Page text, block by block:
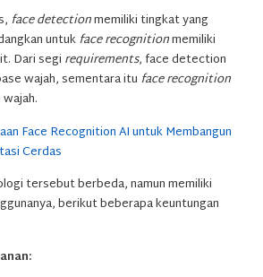
face detectionmemiliki tingkat yang
untuk face recognitionmemiliki
Dari segi requirements, face detection
wajah, sementara itu face recognition
Face Recognition AI untuk Membangun
Cerdas
tersebut berbeda, namun memiliki
berikut beberapa keuntungan